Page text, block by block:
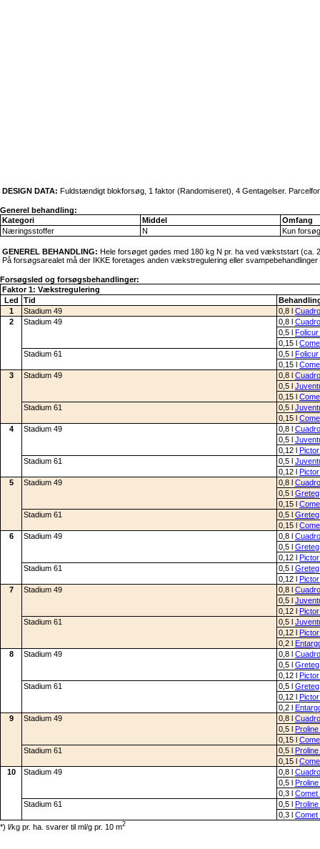
DESIGN DATA: Fuldstændigt blokforsøg, 1 faktor (Randomiseret), 4 Gentagelser.
Generel behandling:
Kategori
Middel
Omfang
Næringsstoffer
N Kun forsøg
GENEREL BEHANDLING: Hele forsøget gødes med 180 kg N pr. ha ved vækststart
På forsøgsarealet må der IKKE foretages anden vækstregulering eller
Forsøgsled og forsøgsbehandlinger:
Faktor 1: Vækstregulering
Led
Tid
1
Stadium 49 0,8 l
2
Stadium 49 0,8 l
0,5 l Folicur
0,15 l
Stadium 61
0,5 l Folicur
0,15 l
3
Stadium 49 0,8 l
0,5 l
0,15 l
Stadium 61
0,5 l
0,15 l
4
Stadium 49 0,8 l
0,5 l
0,12 l
Stadium 61
0,5 l
0,12 l
5
Stadium 49 0,8 l
0,5 l Greteg
0,15 l
Stadium 61
0,5 l Greteg
0,15 l
6
Stadium 49 0,8 l
0,5 l Greteg
0,12 l
Stadium 61
0,5 l Greteg
0,12 l
7
Stadium 49 0,8 l
0,5 l
0,12 l
Stadium 61
0,5 l
0,12 l
0,2 l
8
Stadium 49 0,8 l
0,5 l Greteg
0,12 l
Stadium 61
0,5 l Greteg
0,12 l
0,2 l
9
Stadium 49 0,8 l
0,5 l
0,15 l
Stadium 61
0,5 l
0,15 l
10
Stadium 49 0,8 l
0,5 l
0,3 l Comet
Stadium 61
0,5 l
0,3 l Comet
*) l/kg pr. ha. svarer til ml/g pr. 10 m2